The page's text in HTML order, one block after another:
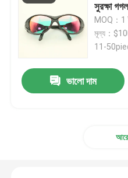
সুরক্ষা
MOQ：1
মূল্য：
11-
ভালো দাম